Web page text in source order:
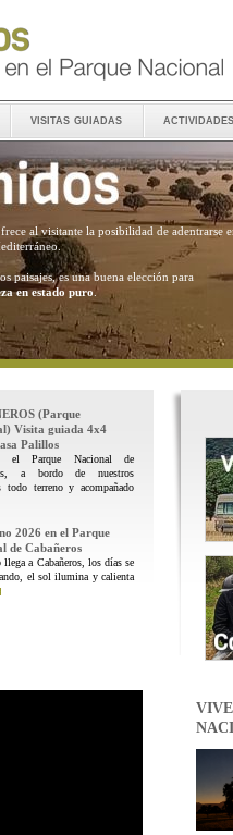
visitas guiadas actividades
al visitante la posibilidad de adentrarse
paisajes, es una buena elección para
en estado puro .
(Parque
Visita guiada 4x4
Palillos
el Parque Nacional de
a bordo de nuestros
todo terreno y acompañado
2026 en el Parque
de Cabañeros
llega a Cabañeros, los días se
el sol ilumina y calienta